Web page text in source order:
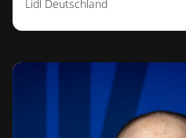
Lidl Deutschland